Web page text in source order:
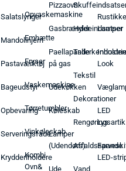
Salatslynger
Mandolinjern
Pastaværktøj
Bageudstyr
Opbevaring
Serveringsfade
Krydderiholdere
Opvaskemaskine
Emhætte
Fryser
Vaskemaskine
Tørretumbler
Vinkøleskab
Kombi
Ovn&
Pizzaovn
Gasbrænder
Paellapande
på gas
Udekøkken
Køleskab
Lamper
(Udendørs)
Ude
Hyldeindsatser
Tekstil
Dekorationer
Affaldsspande
Vand
Rustikke
Lamper
Look
LED
Lys
LED-